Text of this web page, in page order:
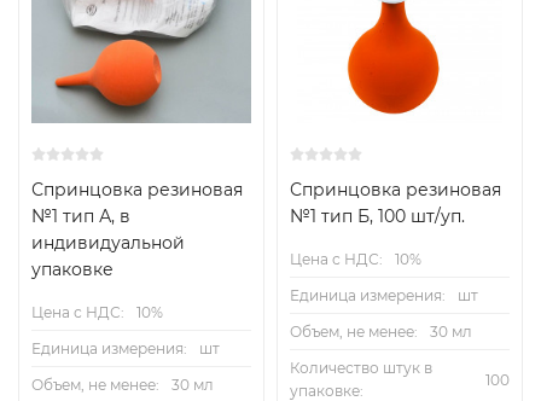
Спринцовка резиновая
№1 тип А, в
индивидуальной
упаковке
Цена с НДС:
10%
Единица измерения:
шт
Объем, не менее:
30 мл
Спринцовка резиновая
№1 тип Б, 100 шт/уп.
Цена с НДС:
10%
Единица измерения:
шт
Объем, не менее:
30 мл
Количество штук в
упаковке:
100